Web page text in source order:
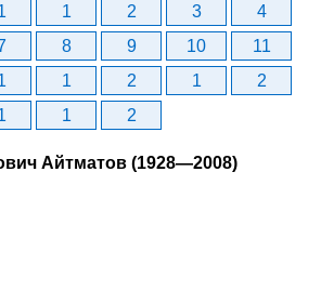
1 2 3
4
8 9 10
11
1 2 1
2
1 2
Айтматов (1928—2008)